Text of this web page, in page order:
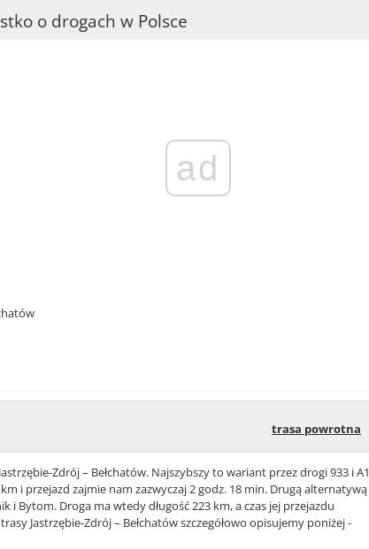
o drogach w Polsce
ad
trasa powrotna
Zdrój – Bełchatów. Najszybszy to wariant przez drogi 933 i A1
i przejazd zajmie nam zazwyczaj 2 godz. 18 min. Drugą alternatywą
i Bytom. Droga ma wtedy długość 223 km, a czas jej przejazdu
Jastrzębie-Zdrój – Bełchatów szczegółowo opisujemy poniżej -